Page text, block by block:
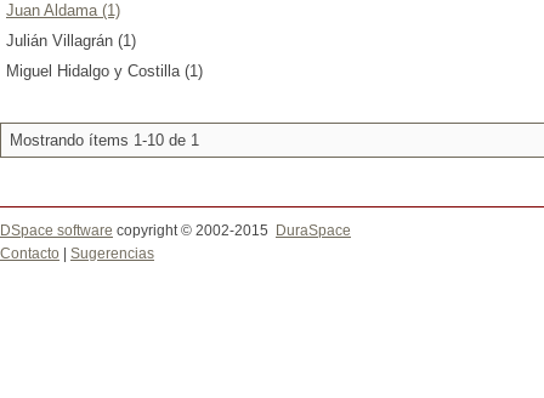
Juan Aldama (1)
Julián Villagrán (1)
Miguel Hidalgo y Costilla (1)
Mostrando ítems 1-10 de 1
DSpace software copyright © 2002-2015
DuraSpace
Contacto
Sugerencias